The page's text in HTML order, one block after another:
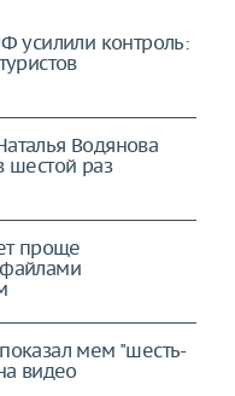
усилили контроль:
Водянова
шестой раз
проще
мем "шесть-
видео